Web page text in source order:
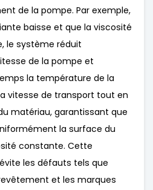
de la pompe. Par exemple,
baisse et que la viscosité
le système réduit
de la pompe et
la température de la
vitesse de transport tout en
matériau, garantissant que
la surface du
constante. Cette
les défauts tels que
et les marques